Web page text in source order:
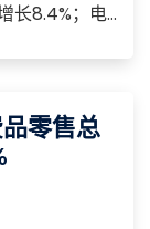
长8.4%；电
，下游消
零售总